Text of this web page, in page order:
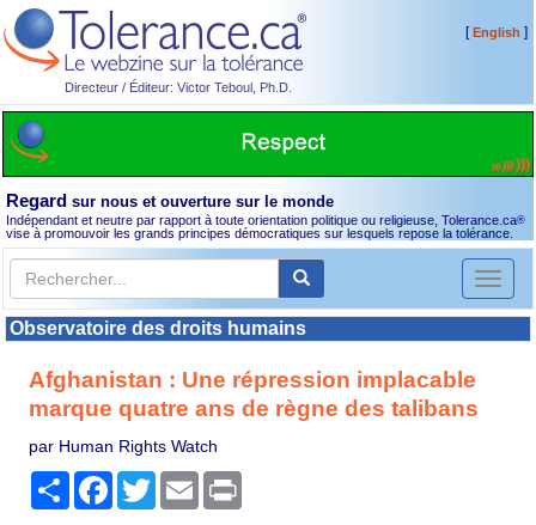
Directeur / Éditeur: Victor Teboul, Ph.D.
[English ]
Regard sur nous et ouverture sur le monde
Indépendant et neutre par rapport à toute orientation politique ou religieuse, Tolerance.ca®
vise à promouvoir les grands principes démocratiques sur lesquels repose la tolérance.
Toggle
Observatoire des droits humains
Afghanistan : Une répression implacable
marque quatre ans de règne des talibans
par Human Rights Watch
PartagerFacebook
TwitterEmail